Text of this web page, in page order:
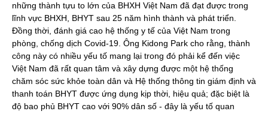
những thành tựu to lớn của BHXH Việt Nam đã đạt được trong
lĩnh vực BHXH, BHYT sau 25 năm hình thành và phát triển.
Đồng thời, đánh giá cao hệ thống y tế của Việt Nam trong
phòng, chống dịch Covid-19. Ông Kidong Park cho rằng, thành
công này có nhiều yếu tố mang lại trong đó phải kể đến việc
Việt Nam đã rất quan tâm và xây dựng được một hệ thống
chăm sóc sức khỏe toàn dân và Hệ thống thông tin giám định và
thanh toán BHYT được ứng dụng kịp thời, hiệu quả; đặc biệt là
độ bao phủ BHYT cao với 90% dân số - đây là yếu tố quan